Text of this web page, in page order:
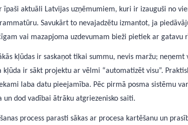
ir īpaši aktuāli Latvijas uzņēmumiem, kuri ir izauguši no
Savukārt to nevajadzētu izmantot, ja
vai mazapjoma uzdevumam bieži pietiek ar
kļūdas ir saskaņot tikai summu, nevis maržu;
kļūda ir sākt projektu ar vēlmi “automatizēt visu”.
laba datu pieejamība. Pēc pirmā posma sistēmu
un dod vadībai ātrāku atgriezenisko saiti.
process parasti sākas ar procesa kartēšanu un